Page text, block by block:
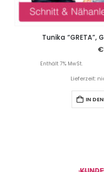
Tunika “GRETA”,
€
Enthält 7% MwSt.
Lieferzeit:
IN